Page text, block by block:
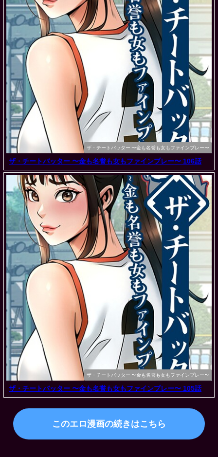
ザ・チートバッター 〜金も名誉も女もファインプレー〜
ザ・チートバッター 〜金も名誉も女もファインプレー〜 106話
ザ・チートバッター 〜金も名誉も女もファインプレー〜
ザ・チートバッター 〜金も名誉も女もファインプレー〜 105話
このエロ漫画の続きはこちら